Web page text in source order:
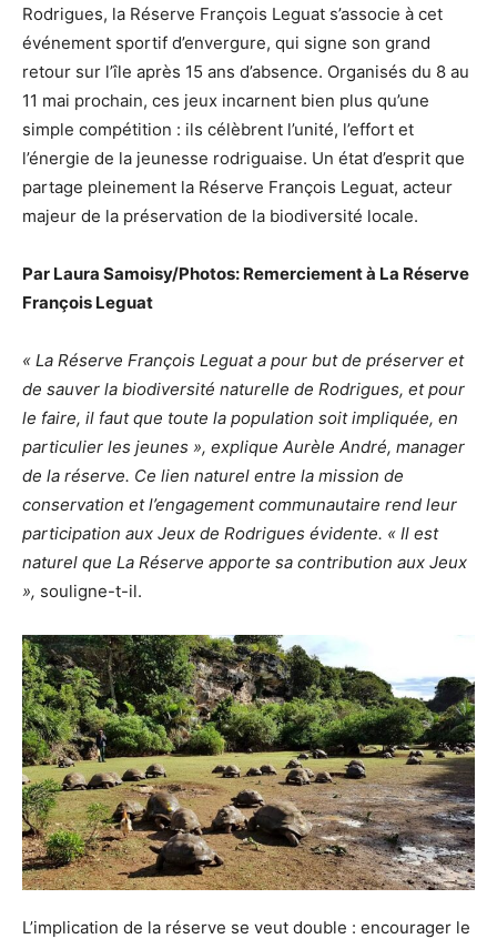
Rodrigues, la Réserve François Leguat s’associe à cet
événement sportif d’envergure, qui signe son grand
retour sur l’île après 15 ans d’absence. Organisés du 8 au
11 mai prochain, ces jeux incarnent bien plus qu’une
simple compétition : ils célèbrent l’unité, l’effort et
l’énergie de la jeunesse rodriguaise. Un état d’esprit que
partage pleinement la Réserve François Leguat, acteur
majeur de la préservation de la biodiversité locale.
Par Laura Samoisy/Photos: Remerciement à La Réserve
François Leguat
« La Réserve François Leguat a pour but de préserver et
de sauver la biodiversité naturelle de Rodrigues, et pour
le faire, il faut que toute la population soit impliquée, en
particulier les jeunes », explique Aurèle André, manager
de la réserve. Ce lien naturel entre la mission de
conservation et l’engagement communautaire rend leur
participation aux Jeux de Rodrigues évidente. « Il est
naturel que La Réserve apporte sa contribution aux Jeux
», souligne-t-il.
L’implication de la réserve se veut double : encourager le